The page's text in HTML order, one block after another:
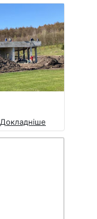
Докладніше